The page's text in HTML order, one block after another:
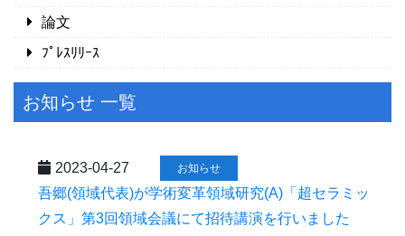
論文
ﾌﾟﾚｽﾘﾘｰｽ
お知らせ 一覧
2023-04-27 お知らせ
吾郷(領域代表)が学術変革領域研究(A)「超セラミッ
クス」第3回領域会議にて招待講演を行いました